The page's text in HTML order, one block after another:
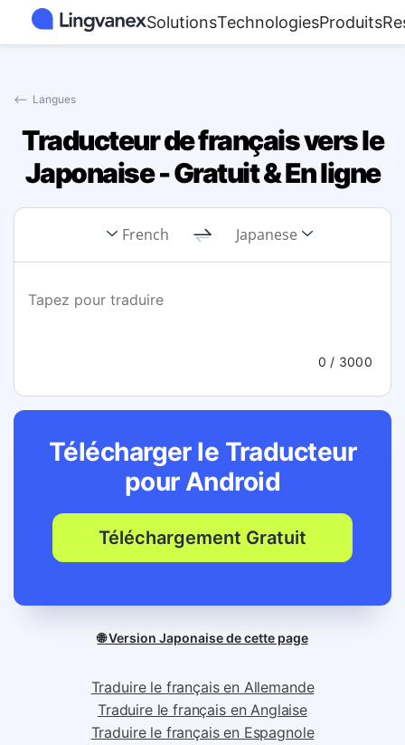
SolutionsTechnologiesProduits
⟵ Langues
Traducteur de français vers le
Japonaise - Gratuit & En ligne
French Japanese
0 / 3000
Télécharger le Traducteur
pourAndroid
Téléchargement Gratuit
🌐 Version Japonaise de cette page
Traduire le français en Allemande